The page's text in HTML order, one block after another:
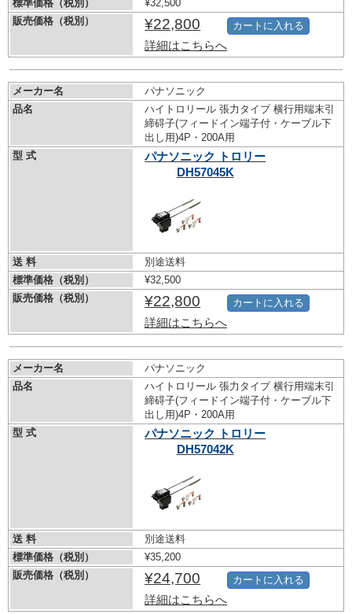
標準価格（税別）
¥32,500
販売価格（税別）
¥22,800
詳細はこちらへ
カートに入れる
メーカー名
パナソニック
品名
ハイトロリール 張力タイプ 横行用端末引
締碍子(フィードイン端子付・ケーブル下
出し用)4P・200A用
型 式
パナソニック トロリー
DH57045K
送 料
別途送料
標準価格（税別）
¥32,500
販売価格（税別）
¥22,800
詳細はこちらへ
カートに入れる
メーカー名
パナソニック
品名
ハイトロリール 張力タイプ 横行用端末引
締碍子(フィードイン端子付・ケーブル下
出し用)4P・200A用
型 式
パナソニック トロリー
DH57042K
送 料
別途送料
標準価格（税別）
¥35,200
販売価格（税別）
¥24,700
詳細はこちらへ
カートに入れる